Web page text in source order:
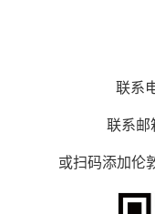
联系
联系邮
或扫码添加伦